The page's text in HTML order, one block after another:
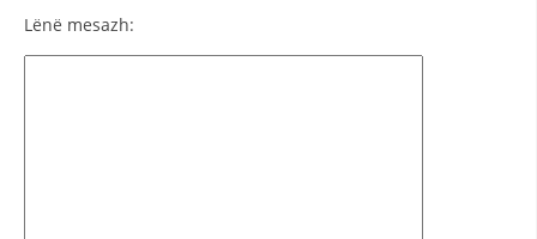
Lënë mesazh: